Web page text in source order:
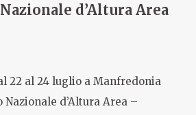
d’Altura Area
22 al 24 luglio a Manfredonia
d’Altura Area –